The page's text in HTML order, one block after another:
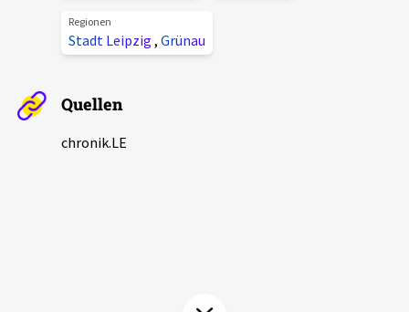
Pressemitteilungen
Projektbeschreibung
Unterstützer_innen
Spenden
Regionen
Stadt Leipzig , Grünau
Quellen
chronik.LE